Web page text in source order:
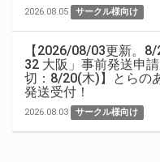
2026.08.05 サークル様向け
【2026/08/03更新。
32 大阪」事前発送申
切：8/20(木)】とらの
発送受付！
2026.08.03 サークル様向け